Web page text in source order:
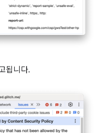
됩니다.